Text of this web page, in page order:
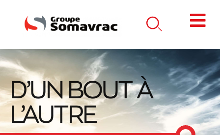
D’UN BOUT À
L’AUTRE